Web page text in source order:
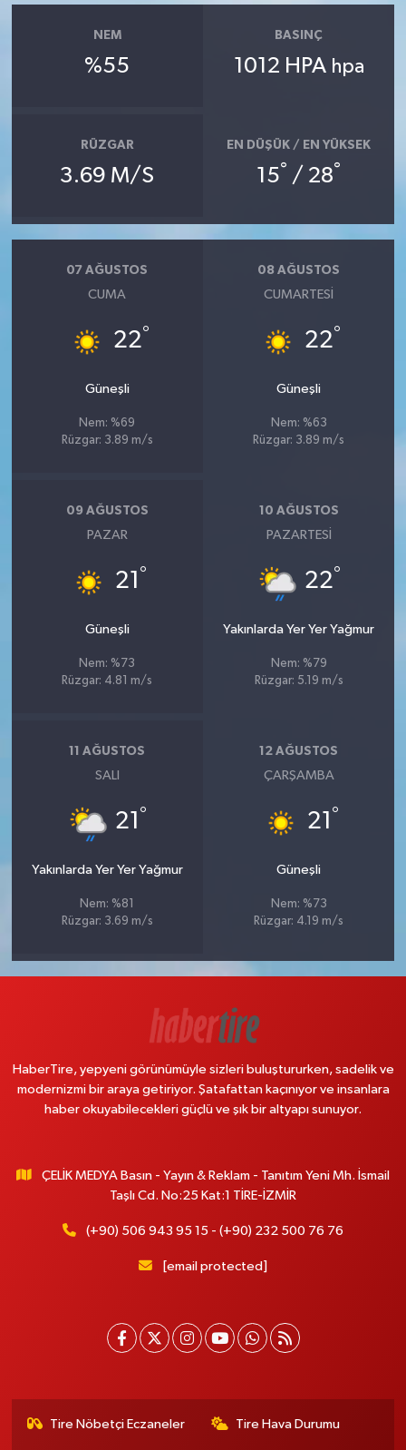
NEM
%55
BASINÇ
1012 HPA hpa
RÜZGAR
3.69 M/S
EN DÜŞÜK / EN YÜKSEK
15° / 28°
07 AĞUSTOS
CUMA
22°
Güneşli
Nem: %69
Rüzgar: 3.89 m/s
08 AĞUSTOS
CUMARTESI
22°
Güneşli
Nem: %63
Rüzgar: 3.89 m/s
09 AĞUSTOS
PAZAR
21 °
Güneşli
Nem: %73
Rüzgar: 4.81 m/s
10 AĞUSTOS
PAZARTESI
22°
Yakınlarda Yer Yer Yağmur
Nem: %79
Rüzgar: 5.19 m/s
11 AĞUSTOS
SALI
21 °
Yakınlarda Yer Yer Yağmur
Nem: %81
Rüzgar: 3.69 m/s
12 AĞUSTOS
ÇARŞAMBA
21 °
Güneşli
Nem: %73
Rüzgar: 4.19 m/s
HaberTire, yepyeni görünümüyle sizleri buluştururken, sadelik ve
modernizmi bir araya getiriyor. Şatafattan kaçınıyor ve insanlara
haber okuyabilecekleri güçlü ve şık bir altyapı sunuyor.
ÇELİK MEDYA Basın - Yayın & Reklam - Tanıtım Yeni Mh. İsmail
Taşlı Cd. No:25 Kat:1 TİRE-İZMİR
(+90) 506 943 95 15 - (+90) 232 500 76 76
[email protected]
Tire Nöbetçi Eczaneler Tire Hava Durumu